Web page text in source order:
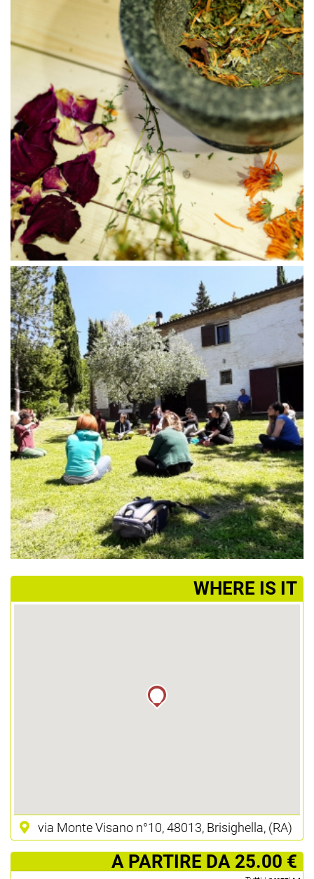
­WHERE IS IT
via Monte Visano n°10, 48013, Brisighella, (RA)
­ A PARTIRE DA 25.00 €